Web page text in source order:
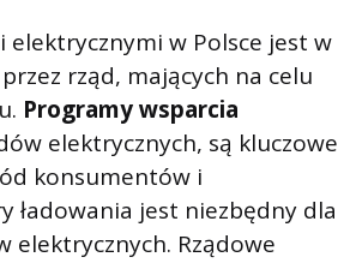
w Polsce jest w
rząd, mających na celu
Programy wsparcia
elektrycznych, są kluczowe
konsumentów i
jest niezbędny dla
elektrycznych. Rządowe